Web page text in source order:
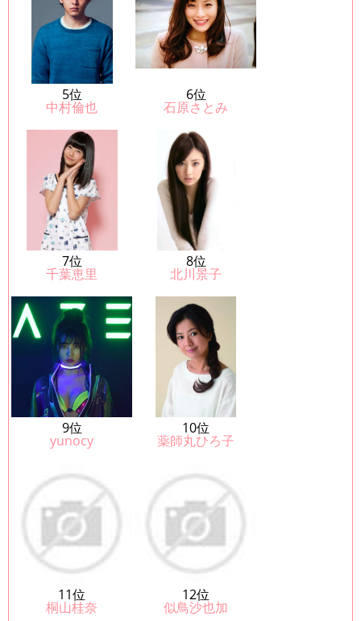
5位
中村倫也
6位
石原さとみ
7位
千葉恵里
8位
北川景子
9位
yunocy
10位
薬師丸ひろ子
11位
桐山桂奈
12位
似鳥沙也加